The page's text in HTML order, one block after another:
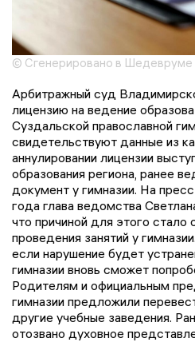
© Сгенерировано в Шедевруме
Арбитражный суд
лицензию на ведение
Суздальской православной
свидетельствуют данные из
аннулировании лицензии
образования региона, ранее
документ у гимназии. На
года глава ведомства
что причиной для этого стало
проведения занятий у
если нарушение будет
гимназии вновь сможет
Родителям и официальным
гимназии предложили
другие учебные заведения.
отозвано духовное